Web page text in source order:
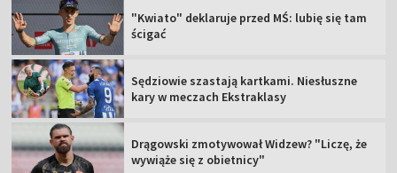
"Kwiato" deklaruje przed MŚ: lubię się tam
ścigać
Sędziowie szastają kartkami. Niesłuszne
kary w meczach Ekstraklasy
Drągowski zmotywował Widzew? "Liczę, że
wywiąże się z obietnicy"